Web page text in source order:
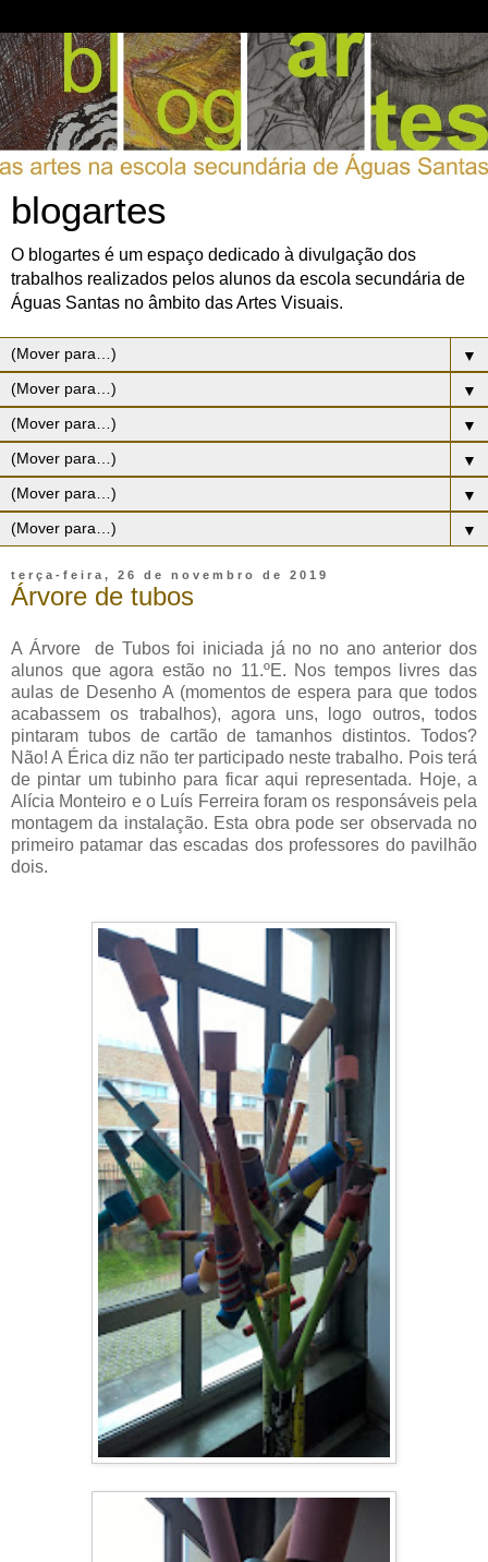
blogartes
O blogartes é um espaço dedicado à divulgação dos
trabalhos realizados pelos alunos da escola secundária de
Águas Santas no âmbito das Artes Visuais.
▼
▼
▼
▼
▼
▼
terça-feira, 26 de novembro de 2019
Árvore de tubos
A Árvore de Tubos foi iniciada já no no ano anterior dos
alunos que agora estão no 11.ºE. Nos tempos livres das
aulas de Desenho A (momentos de espera para que todos
acabassem os trabalhos), agora uns, logo outros, todos
pintaram tubos de cartão de tamanhos distintos. Todos?
Não! A Érica diz não ter participado neste trabalho. Pois terá
de pintar um tubinho para ficar aqui representada. Hoje, a
Alícia Monteiro e o Luís Ferreira foram os responsáveis pela
montagem da instalação. Esta obra pode ser observada no
primeiro patamar das escadas dos professores do pavilhão
dois.